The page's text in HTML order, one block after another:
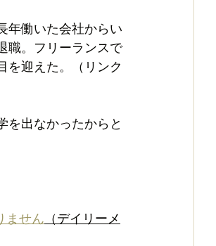
年働いた会社からい
職。フリーランスで
を迎えた。（リンク
を出なかったからと
ません （デイリーメ